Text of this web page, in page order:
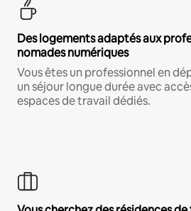
Des logements adaptés aux
nomades numériques
Vous êtes un professionnel en
un séjour longue durée avec
espaces de travail dédiés.